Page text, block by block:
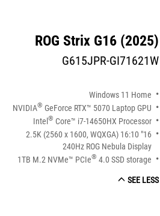
ROG Strix G16 (2025)
G615JPR-GI71621W
Windows 11 Home
NVIDIA® GeForce RTX™ 5070 Laptop GPU
Intel ® Core™ i7-14650HX Processor
16" 2.5K (2560 x 1600, WQXGA) 16:10
240Hz ROG Nebula Display
1TB M.2 NVMe™ PCIe® 4.0 SSD storage
SEE LESS